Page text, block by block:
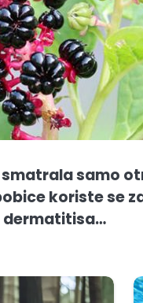
samo
koriste se
dermatitisa…